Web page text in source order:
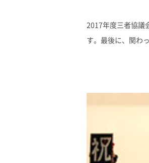
2017年度三者協議
す。最後に、関わ